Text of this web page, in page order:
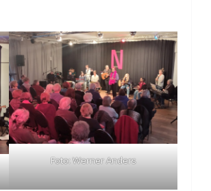
Foto: Werner Anders